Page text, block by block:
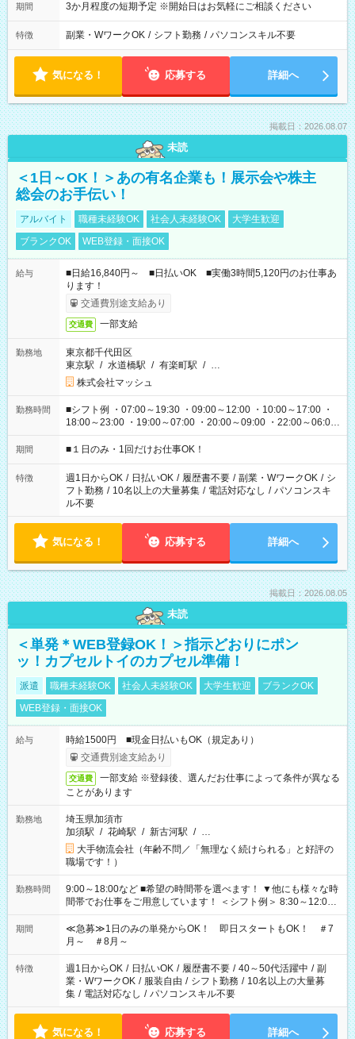
期間 3か月程度の短期予定 ※開始日はお気軽にご相談ください
特徴 副業・WワークOK / シフト勤務 / パソコンスキル不要
気になる！ 応募する 詳細へ
掲載日：2026.08.07
未読
＜1日～OK！＞あの有名企業も！展示会や株主
総会のお手伝い！
アルバイト 職種未経験OK 社会人未経験OK
大学生歓迎
ブランクOK
WEB登録・面接OK
給与
■日給16,840円～ ■日払いOK ■実働3時間5,120円のお仕事あ
ります！
交通費別途支給あり
交通費 一部支給
勤務地
東京都千代田区
東京駅 / 水道橋駅 / 有楽町駅 / …
株式会社マッシュ
勤務時間
■シフト例 ・07:00～19:30 ・09:00～12:00 ・10:00～17:00 ・
18:00～23:00 ・19:00～07:00 ・20:00～09:00 ・22:00～06:00
etc ★最短で3時間で5,120円のお仕事から 15時間で2万円近く稼
げるお仕事も！ ご希望のお時間に合わせてご紹介！ ※シフトは
ください！
期間 ■１日のみ・1回だけお仕事OK！
特徴 週1日からOK / 日払いOK / 履歴書不要 / 副業・WワークOK / シ
フト勤務 / 10名以上の大量募集 / 電話対応なし / パソコンスキ
ル不要
気になる！ 応募する 詳細へ
掲載日：2026.08.05
未読
＜単発＊WEB登録OK！＞指示どおりにポン
ッ！カプセルトイのカプセル準備！
派遣 職種未経験OK 社会人未経験OK 大学生歓迎
ブランクOK
WEB登録・面接OK
給与
時給1500円 ■現金日払いもOK（規定あり）
交通費別途支給あり
交通費
一部支給 ※登録後、選んだお仕事によって条件が異なる
ことがあります
勤務地
埼玉県加須市
加須駅 / 花崎駅 / 新古河駅 / …
大手物流会社（年齢不問／「無理なく続けられる」と好評の
職場です！）
勤務時間
9:00～18:00など ■希望の時間帯を選べます！ ▼他にも様々な時
間帯でお仕事をご用意しています！ ＜シフト例＞ 8:30～12:00
17:00～22:00 13:00～22:00 22:00～翌6:00 など
期間
≪急募≫1日のみの単発からOK！ 即日スタートもOK！ ＃7
月～ ＃8月～
特徴 週1日からOK / 日払いOK / 履歴書不要 / 40～50代活躍中 / 副
業・WワークOK / 服装自由 / シフト勤務 / 10名以上の大量募
集 / 電話対応なし / パソコンスキル不要
気になる！ 応募する 詳細へ